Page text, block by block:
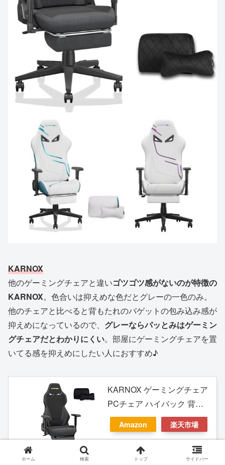
KARNOX
他のゲーミングチェアと違いゴツゴツ感がないのが特徴の
KARNOX。色合いは抑えめな色だとグレーの一色のみ。
他のチェアと比べると背もたれのバゲットの包み込み感が
抑えめになっているので、 グレーならパッとみはゲーミン
グチェアだとわかりにくい。部屋にゲーミングチェアを置
いてる感を抑えめにしたい人におすすめ♪
KARNOX ゲーミングチェア
PCチェア ハイバック 背も
たれ調節可能 人間工学設計
90-155度のリクライニング
機能 三角穴付き ゲーミング
チェア ファブリック グレー
Amazon 楽天市場
ホーム 検索 トップ サイドバー